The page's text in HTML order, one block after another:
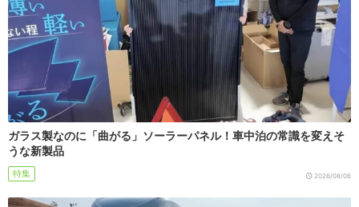
ガラス製なのに「曲がる」ソーラーパネル！車中泊の常識を変えそ
うな新製品
特集 2026/08/06